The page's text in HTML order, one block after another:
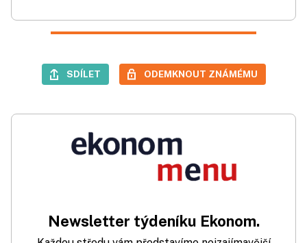
SDÍLET ODEMKNOUT ZNÁMÉMU
Newsletter týdeníku Ekonom.